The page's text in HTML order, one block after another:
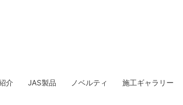
介 JAS製品 ノベルティ 施工ギャラリー